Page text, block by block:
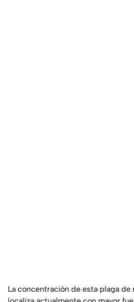
La concentración de esta plaga de